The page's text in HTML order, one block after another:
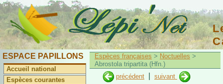
Lépidoptériste Français
ESPACE PAPILLONS
Accueil national
Espèces courantes
Espèces françaises > Noctuelles >
Abrostola tripartita (Hfn.)
précédent
suivant